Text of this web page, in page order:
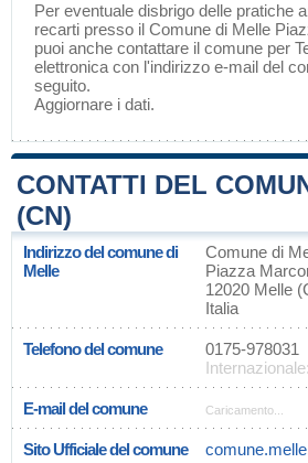
Per eventuale disbrigo delle pratiche
recarti presso il Comune di Melle
puoi anche contattare il comune per
elettronica con l'indirizzo e-mail del
seguito.
Aggiornare i dati.
CONTATTI DEL
(CN)
Indirizzo del comune di
Melle
Comune di
Piazza
12020 Melle
Italia
Telefono del comune
0175-978031
E-mail del comune Caricamento...
Sito Ufficiale del comune